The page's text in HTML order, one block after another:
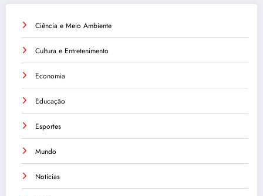
Ciência e Meio Ambiente
Cultura e Entretenimento
Economia
Educação
Esportes
Mundo
Notícias